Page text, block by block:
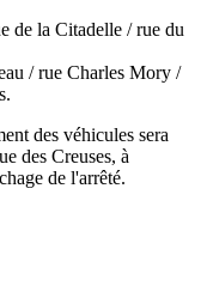
de la Citadelle / rue du
/ rue Charles Mory /
des véhicules sera
des Creuses, à
de l'arrêté.